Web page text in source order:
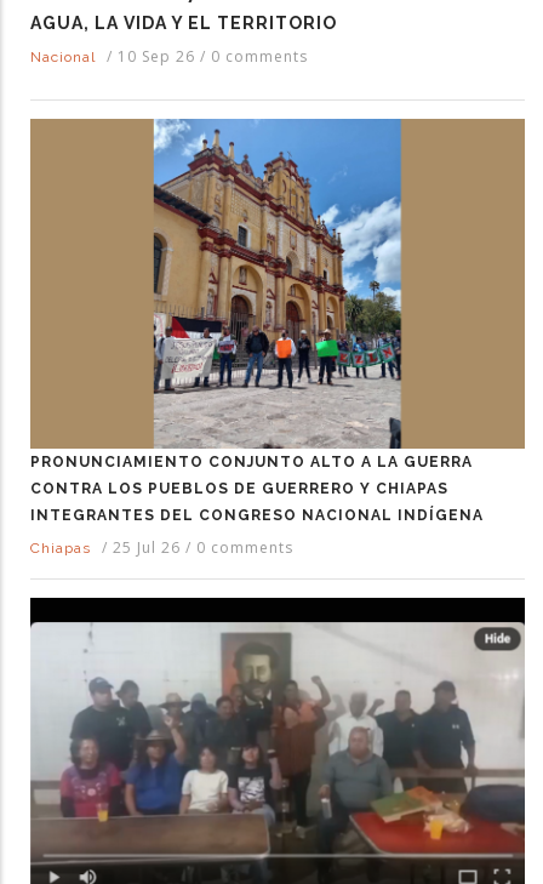
AGUA, LA VIDA Y EL TERRITORIO
Nacional / 10 Sep 26 / 0 comments
PRONUNCIAMIENTO CONJUNTO ALTO A LA GUERRA
CONTRA LOS PUEBLOS DE GUERRERO Y CHIAPAS
INTEGRANTES DEL CONGRESO NACIONAL INDÍGENA
Chiapas
/ 25 Jul 26 / 0 comments